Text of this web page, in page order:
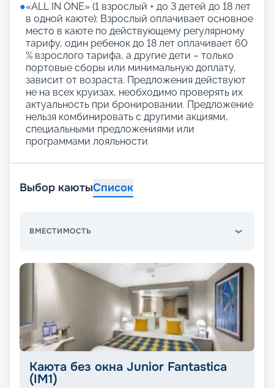
●«АLL IN ONE» (1 взрослый + до 3 детей до 18 лет
в одной каюте): Взрослый оплачивает основное
место в каюте по действующему регулярному
тарифу, один ребенок до 18 лет оплачивает 60
% взрослого тарифа, а другие дети – только
портовые сборы или минимальную доплату,
зависит от возраста. Предложения действуют
не на всех круизах, необходимо проверять их
актуальность при бронировании. Предложение
нельзя комбинировать с другими акциями,
специальными предложениями или
программами лояльности
Выбор каютыСписок
ВМЕСТИМОСТЬ
Каюта без окна Junior Fantastica
(IM1)